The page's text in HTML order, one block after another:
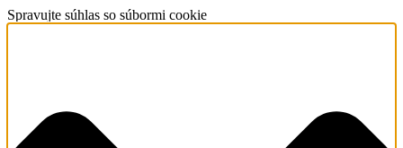
Spravujte súhlas so súbormi cookie